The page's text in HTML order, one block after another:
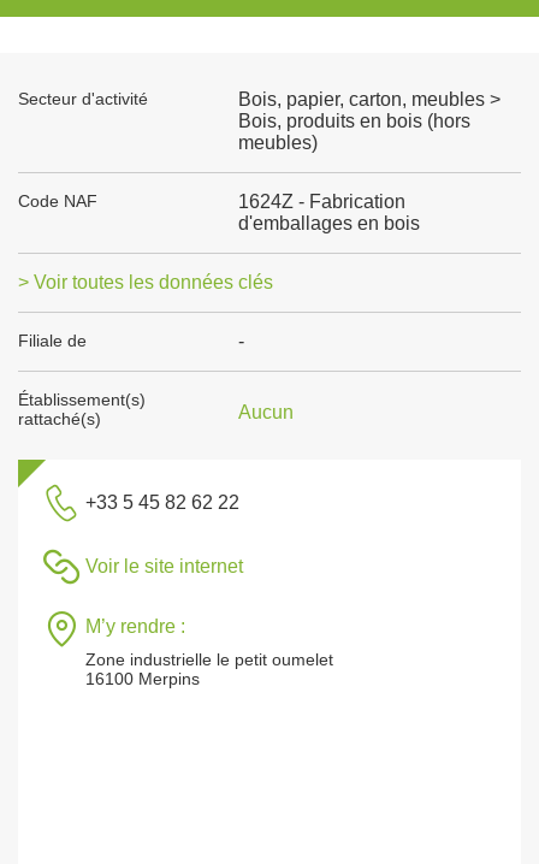
Secteur d'activité
Bois, papier, carton, meubles >
Bois, produits en bois (hors
meubles)
Code NAF
1624Z - Fabrication
d'emballages en bois
> Voir toutes les données clés
Filiale de -
Établissement(s)
rattaché(s)
Aucun
+33 5 45 82 62 22
Voir le site internet
M’y rendre :
Zone industrielle le petit oumelet
16100 Merpins